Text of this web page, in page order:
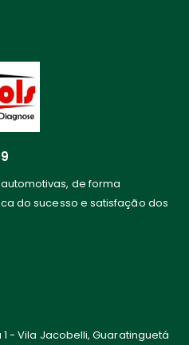
de forma
do sucesso e satisfação dos
- Vila Jacobelli, Guaratinguetá